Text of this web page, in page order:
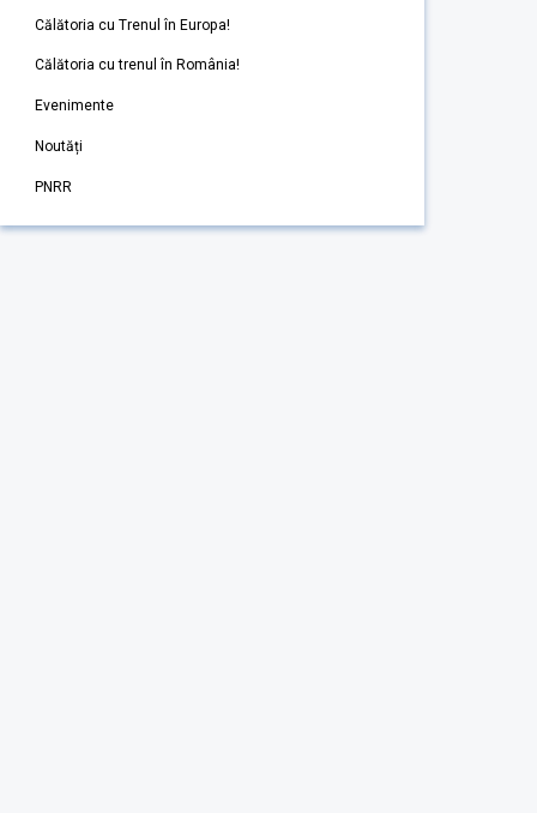
Călătoria cu Trenul în Europa!
Călătoria cu trenul în România!
Evenimente
Noutăți
PNRR